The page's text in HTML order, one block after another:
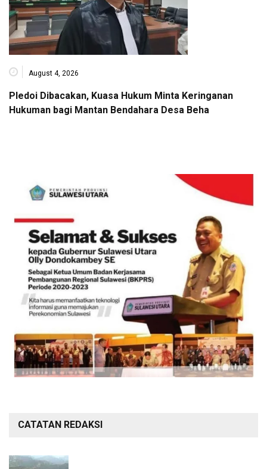
August 4, 2026
Pledoi Dibacakan, Kuasa Hukum Minta Keringanan
Hukuman bagi Mantan Bendahara Desa Beha
CATATAN REDAKSI